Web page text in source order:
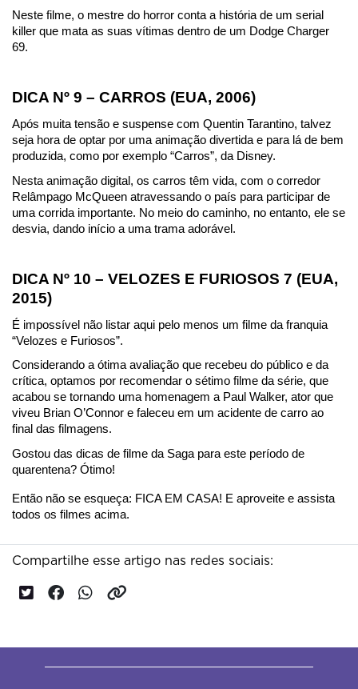
Neste filme, o mestre do horror conta a história de um serial
killer que mata as suas vítimas dentro de um Dodge Charger
69.
DICA Nº 9 – CARROS (EUA, 2006)
Após muita tensão e suspense com Quentin Tarantino, talvez
seja hora de optar por uma animação divertida e para lá de bem
produzida, como por exemplo “Carros”, da Disney.
Nesta animação digital, os carros têm vida, com o corredor
Relâmpago McQueen atravessando o país para participar de
uma corrida importante. No meio do caminho, no entanto, ele se
desvia, dando início a uma trama adorável.
DICA Nº 10 – VELOZES E FURIOSOS 7 (EUA,
2015)
É impossível não listar aqui pelo menos um filme da franquia
“Velozes e Furiosos”.
Considerando a ótima avaliação que recebeu do público e da
crítica, optamos por recomendar o sétimo filme da série, que
acabou se tornando uma homenagem a Paul Walker, ator que
viveu Brian O’Connor e faleceu em um acidente de carro ao
final das filmagens.
Gostou das dicas de filme da Saga para este período de
quarentena? Ótimo!
Então não se esqueça: FICA EM CASA! E aproveite e assista
todos os filmes acima.
Compartilhe esse artigo nas redes sociais: